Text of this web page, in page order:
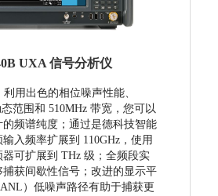
UXA 信号分析仪
利用出色的相位噪声性能、
范围和 510MHz 带宽，您可以
的频谱纯度；通过是德科技智能
入频率扩展到 110GHz，使用
可扩展到 THz 级；全频段实
捕获间歇性信号；改进的显示平
）低噪声路径有助于捕获更